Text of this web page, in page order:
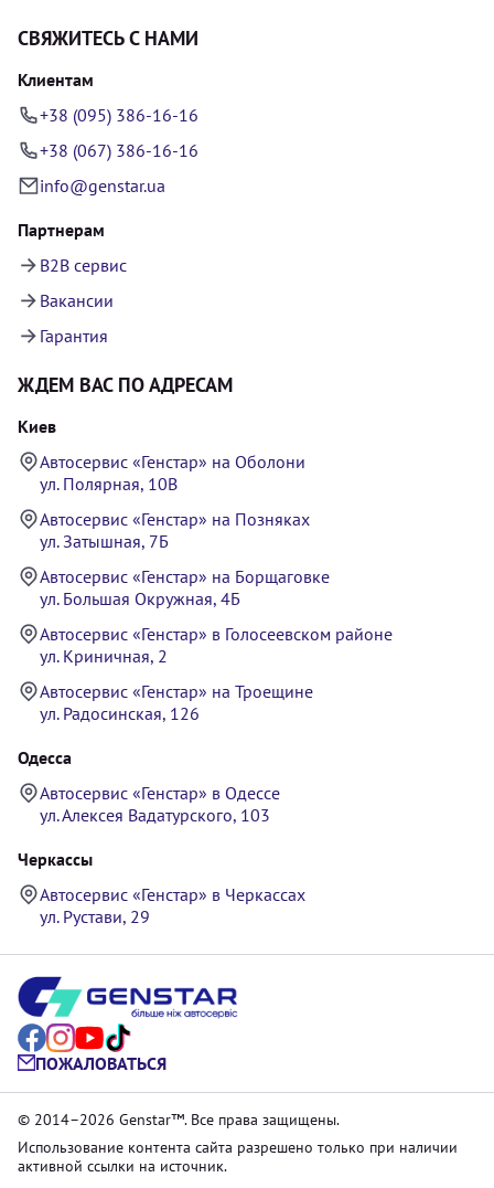
СВЯЖИТЕСЬ С НАМИ
Клиентам
+38 (095) 386-16-16
+38 (067) 386-16-16
info@genstar.ua
Партнерам
B2B сервис
Вакансии
Гарантия
ЖДЕМ ВАС ПО АДРЕСАМ
Киев
Автосервис «Генстар» на Оболони
ул. Полярная, 10В
Автосервис «Генстар» на Позняках
ул. Затышная, 7Б
Автосервис «Генстар» на Борщаговке
ул. Большая Окружная, 4Б
Автосервис «Генстар» в Голосеевском районе
ул. Криничная, 2
Автосервис «Генстар» на Троещине
ул. Радосинская, 126
Одесса
Автосервис «Генстар» в Одессе
ул. Алексея Вадатурского, 103
Черкассы
Автосервис «Генстар» в Черкассах
ул. Рустави, 29
ПОЖАЛОВАТЬСЯ
© 2014–2026 Genstar™. Все права защищены.
Использование контента сайта разрешено только при наличии
активной ссылки на источник.